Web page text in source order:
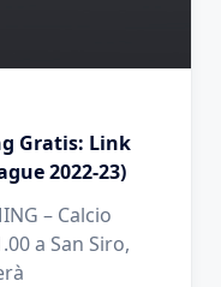
Gratis: Link
2022-23)
– Calcio
a San Siro,